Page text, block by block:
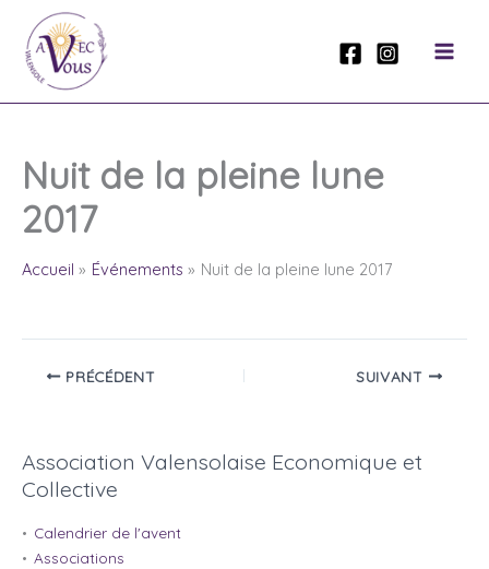
contenu
Nuit de la pleine lune
2017
Accueil Événements Nuit de la pleine lune 2017
PRÉCÉDENT SUIVANT
Association Valensolaise Economique et
Collective
Calendrier de l'avent
Associations